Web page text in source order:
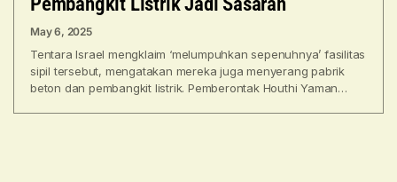
May 6, 2025
Tentara Israel mengklaim ‘melumpuhkan sepenuhnya’ fasilitas
sipil tersebut, mengatakan mereka juga menyerang pabrik
beton dan pembangkit listrik. Pemberontak Houthi Yaman